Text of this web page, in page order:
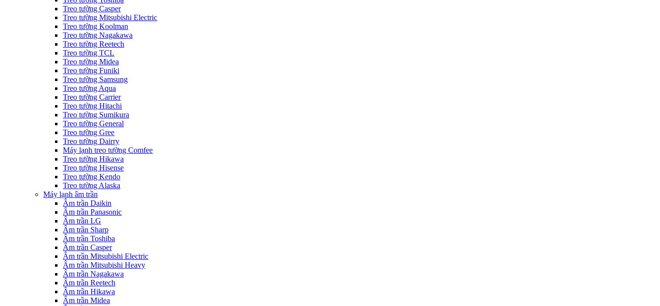
Treo tường Casper
Treo tường Mitsubishi Electric
Treo tường Koolman
Treo tường Nagakawa
Treo tường Reetech
Treo tường TCL
Treo tường Midea
Treo tường Funiki
Treo tường Samsung
Treo tường Aqua
Treo tường Carrier
Treo tường Hitachi
Treo tường Sumikura
Treo tường General
Treo tường Gree
Treo tường Dairry
Máy lạnh treo tường Comfee
Treo tường Hikawa
Treo tường Hisense
Treo tường Kendo
Treo tường Alaska
Máy lạnh âm trần
Âm trần Daikin
Âm trần Panasonic
Âm trần LG
Âm trần Sharp
Âm trần Toshiba
Âm trần Casper
Âm trần Mitsubishi Electric
Âm trần Mitsubishi Heavy
Âm trần Nagakawa
Âm trần Reetech
Âm trần Hikawa
Âm trần Midea